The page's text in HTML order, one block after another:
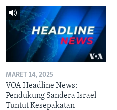
MARET 14, 2025
VOA Headline News:
Pendukung Sandera Israel
Tuntut Kesepakatan